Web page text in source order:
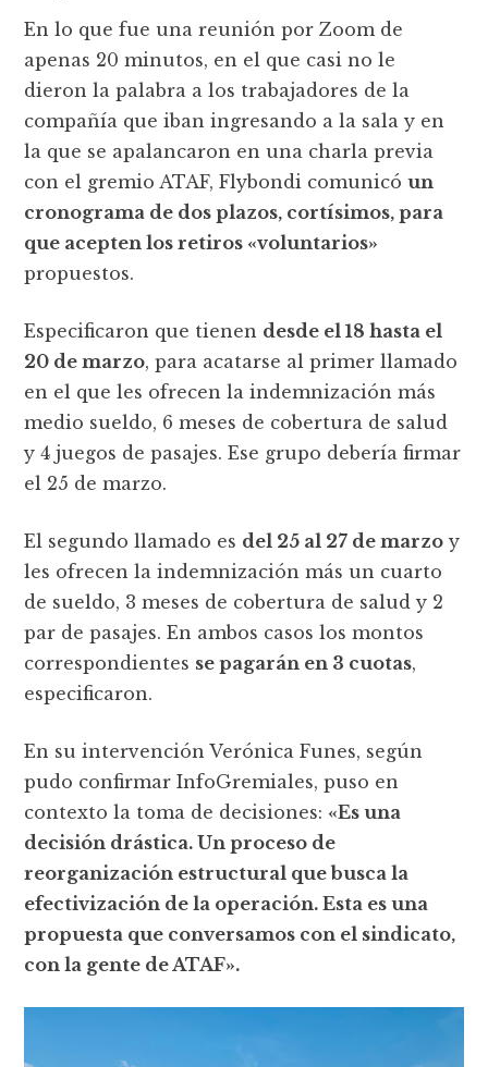
En lo que fue una reunión por Zoom de
apenas 20 minutos, en el que casi no le
dieron la palabra a los trabajadores de la
compañía que iban ingresando a la sala y en
la que se apalancaron en una charla previa
con el gremio ATAF, Flybondi comunicóun
cronograma de dos plazos, cortísimos, para
que acepten los retiros «voluntarios»
propuestos.
Especificaron que tienen desde el 18 hasta el
20 de marzo, para acatarse al primer llamado
en el que les ofrecen la indemnización más
medio sueldo, 6 meses de cobertura de salud
y 4 juegos de pasajes. Ese grupo debería firmar
el 25 de marzo.
El segundo llamado es del 25 al 27 de marzo y
les ofrecen la indemnización más un cuarto
de sueldo, 3 meses de cobertura de salud y 2
par de pasajes. En ambos casos los montos
correspondientes se pagarán en 3 cuotas,
especificaron.
En su intervención Verónica Funes, según
pudo confirmar InfoGremiales, puso en
contexto la toma de decisiones: «Es una
decisión drástica. Un proceso de
reorganización estructural que busca la
efectivización de la operación. Esta es una
propuesta que conversamos con el sindicato,
con la gente de ATAF».